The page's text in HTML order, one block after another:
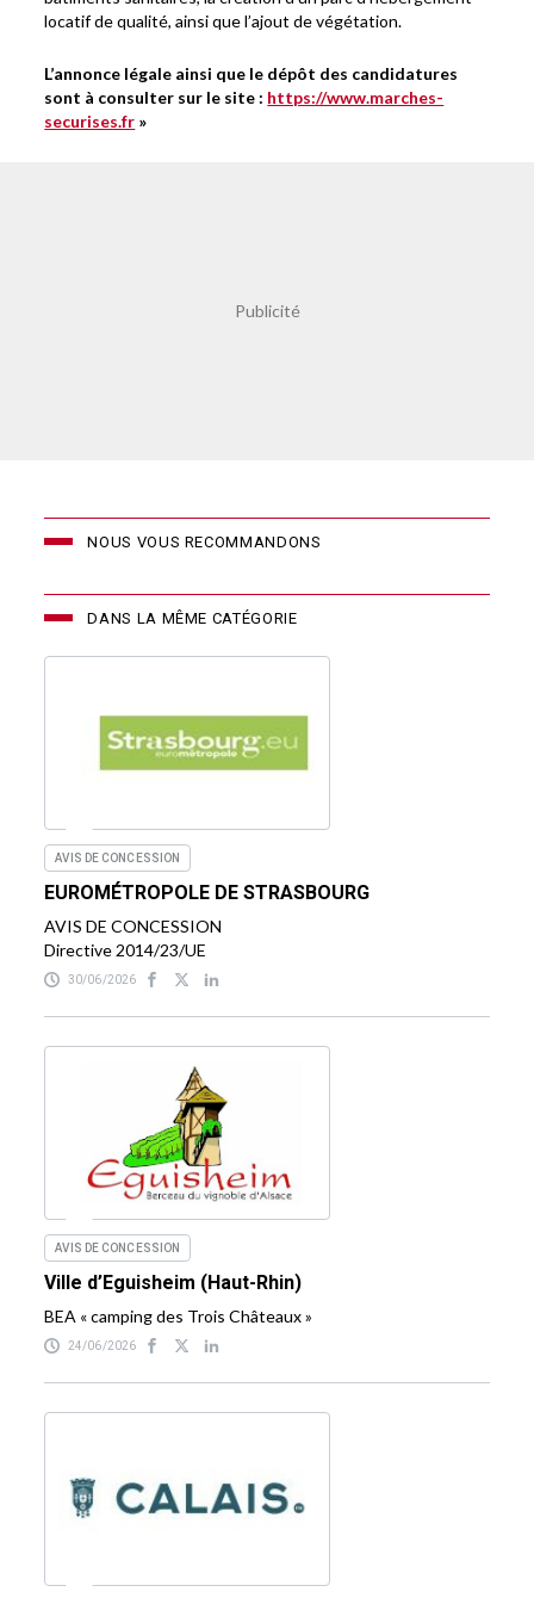
locatif de qualité, ainsi que l’ajout de végétation.
L’annonce légale ainsi que le dépôt des candidatures
sont à consulter sur le site : https://www.marches-
securises.fr »
NOUS VOUS RECOMMANDONS
DANS LA MÊME CATÉGORIE
AVIS DE CONCESSION
EUROMÉTROPOLE DE STRASBOURG
AVIS DE CONCESSION
Directive 2014/23/UE
30/06/2026
AVIS DE CONCESSION
Ville d’Eguisheim (Haut-Rhin)
BEA « camping des Trois Châteaux »
24/06/2026